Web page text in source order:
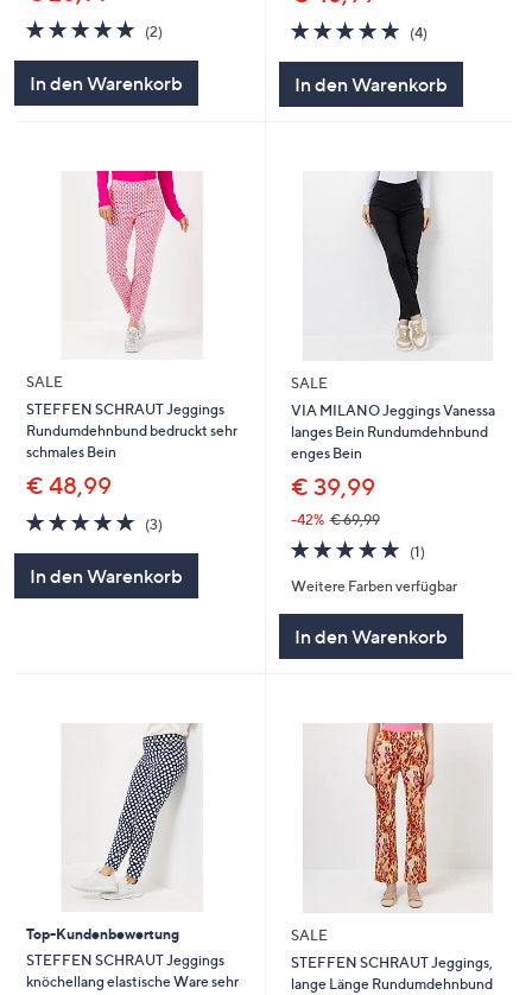
5.0
von
5
(2)
In den Warenkorb
5.0
von
5
(4)
In den Warenkorb
SALE
STEFFEN SCHRAUT Jeggings
Rundumdehnbund bedruckt sehr
schmales Bein
€ 48,99
5.0
von
5
(3)
In den Warenkorb
SALE
VIA MILANO Jeggings Vanessa
langes Bein Rundumdehnbund
enges Bein
€ 39,99
-42% € 69,99
5.0
von
5
(1)
Weitere Farben verfügbar
In den Warenkorb
Top-Kundenbewertung
STEFFEN SCHRAUT Jeggings
knöchellang elastische Ware sehr
SALE
STEFFEN SCHRAUT Jeggings,
lange Länge Rundumdehnbund